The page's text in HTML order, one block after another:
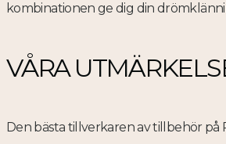
kombinationen ge dig din
VÅRA
Den bästa tillverkaren av tillbehör på